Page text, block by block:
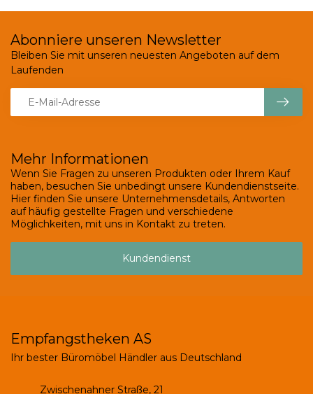
Mehr Informationen
Wenn Sie Fragen zu unseren Produkten oder Ihrem Kauf
haben, besuchen Sie unbedingt unsere Kundendienstseite.
Hier finden Sie unsere Unternehmensdetails, Antworten
auf häufig gestellte Fragen und verschiedene
Möglichkeiten, mit uns in Kontakt zu treten.
Kundendienst
Abonniere unseren Newsletter
Bleiben Sie mit unseren neuesten Angeboten auf dem
Laufenden
Empfangstheken AS
Ihr bester Büromöbel Händler aus Deutschland
Zwischenahner Straße, 21